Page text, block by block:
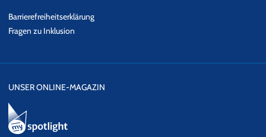
Barrierefreiheitserklärung
Fragen zu Inklusion
UNSER ONLINE-MAGAZIN